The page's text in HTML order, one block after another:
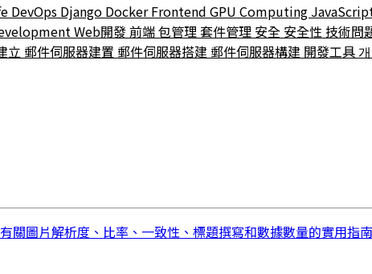
DevOps Django DockerFrontend GPU Computing
Web開發前端包管理套件管理 安全 安全性技術問
立 郵件伺服器建置 郵件伺服器搭建 郵件伺服器構建 開發工具
關圖片解析度、比率、一致性、標題撰寫和數據數量的實用指